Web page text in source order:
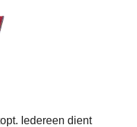
Iedereen dient